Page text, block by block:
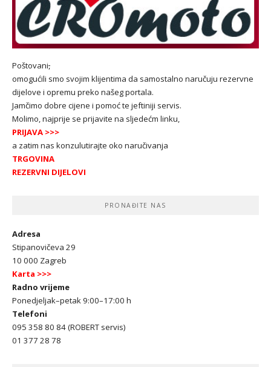
Poštovani,
omogućili smo svojim klijentima da samostalno naručuju rezervne
dijelove i opremu preko našeg portala.
Jamčimo dobre cijene i pomoć te jeftiniji servis.
Molimo, najprije se prijavite na sljedećm linku,
PRIJAVA >>>
a zatim nas konzulutirajte oko naručivanja
TRGOVINA
REZERVNI DIJELOVI
PRONAĐITE NAS
Adresa
Stipanovičeva 29
10 000 Zagreb
Karta >>>
Radno vrijeme
Ponedjeljak–petak 9:00–17:00 h
Telefoni
095 358 80 84 (ROBERT servis)
01 377 28 78